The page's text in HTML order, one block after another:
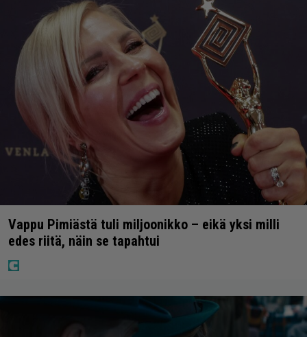
Vappu Pimiästä tuli miljoonikko – eikä yksi milli
edes riitä, näin se tapahtui